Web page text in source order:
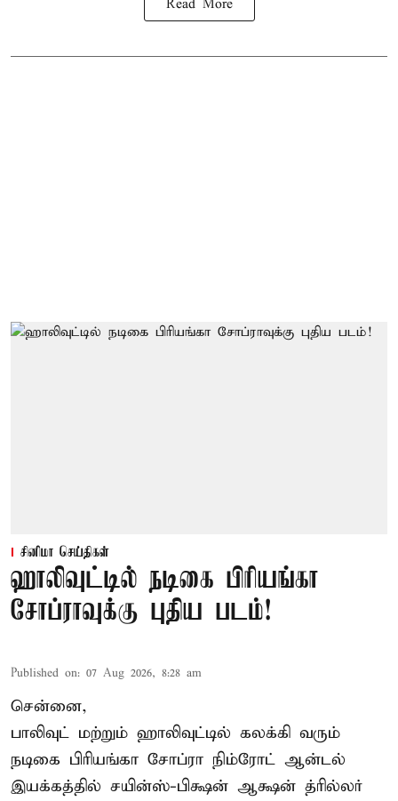
Read More
சினிமா செய்திகள்
ஹாலிவுட்டில் நடிகை பிரியங்கா
சோப்ராவுக்கு புதிய படம்!
Published on: 07 Aug 2026, 8:28 am
சென்னை,
பாலிவுட் மற்றும் ஹாலிவுட்டில் கலக்கி வரும்
நடிகை பிரியங்கா சோப்ரா நிம்ரோட் ஆன்டல்
இயக்கத்தில் சயின்ஸ்-பிக்ஷன் ஆக்ஷன் த்ரில்லர்